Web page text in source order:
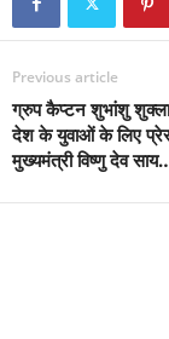
Previous article
ग्रुप कैप्टन शुभांशु
देश के युवाओं के लिए
मुख्यमंत्री विष्णु देव